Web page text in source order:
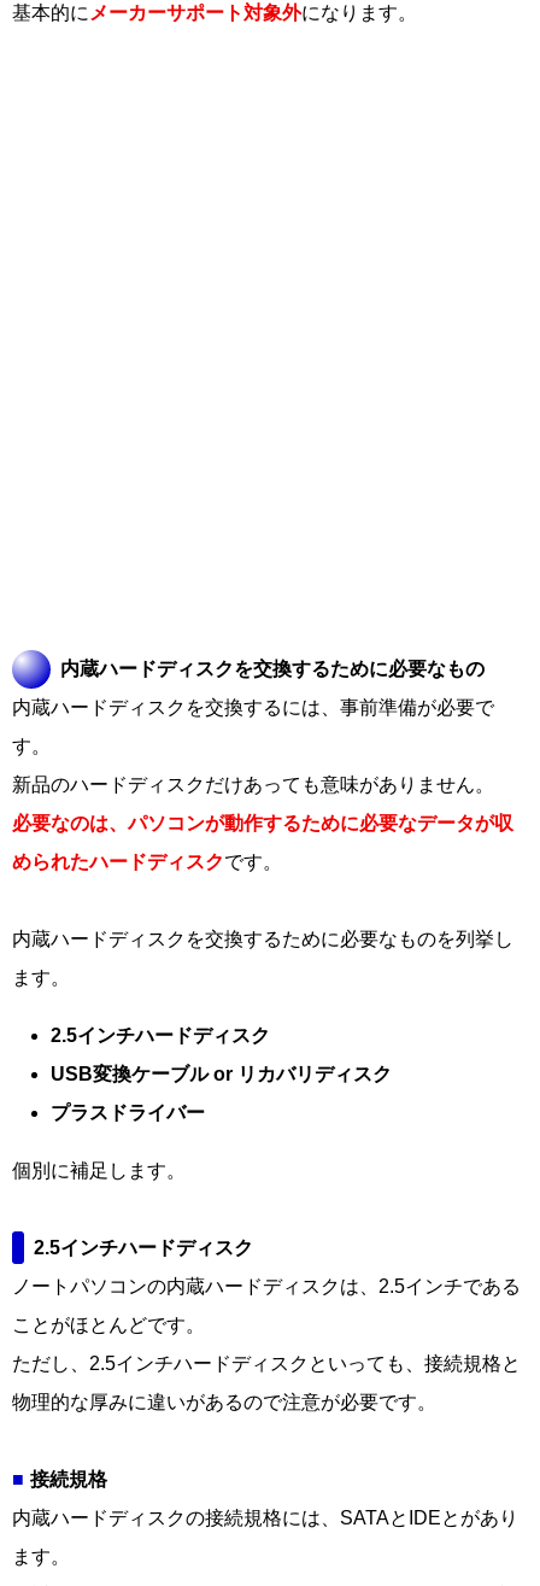
基本的に メーカーサポート対象外になります。
内蔵ハードディスクを交換するために必要なもの
内蔵ハードディスクを交換するには、事前準備が必要で
す。
新品のハードディスクだけあっても意味がありません。
必要なのは、パソコンが動作するために必要なデータが収
められたハードディスクです。
内蔵ハードディスクを交換するために必要なものを列挙し
ます。
2.5インチハードディスク
USB変換ケーブル or リカバリディスク
プラスドライバー
個別に補足します。
2.5インチハードディスク
ノートパソコンの内蔵ハードディスクは、2.5インチである
ことがほとんどです。
ただし、2.5インチハードディスクといっても、接続規格と
物理的な厚みに違いがあるので注意が必要です。
接続規格
内蔵ハードディスクの接続規格には、SATAとIDEとがあり
ます。